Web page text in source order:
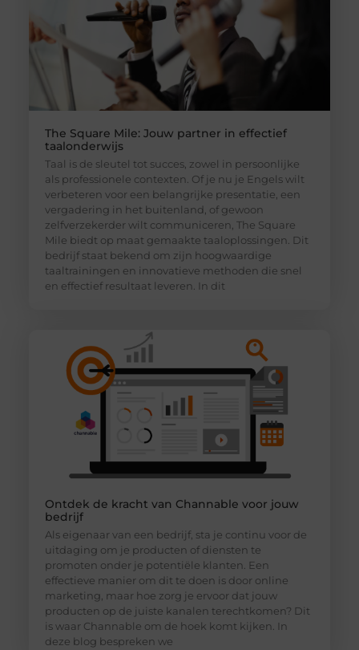
The Square Mile: Jouw partner in effectief
taalonderwijs
Taal is de sleutel tot succes, zowel in persoonlijke
als professionele contexten. Of je nu je Engels wilt
verbeteren voor een belangrijke presentatie, een
vergadering in het buitenland, of gewoon
zelfverzekerder wilt communiceren, The Square
Mile biedt op maat gemaakte taaloplossingen. Dit
bedrijf staat bekend om zijn hoogwaardige
taaltrainingen en innovatieve methoden die snel
en effectief resultaat leveren. In dit
Ontdek de kracht van Channable voor jouw
bedrijf
Als eigenaar van een bedrijf, sta je continu voor de
uitdaging om je producten of diensten te
promoten onder je potentiële klanten. Een
effectieve manier om dit te doen is door online
marketing, maar hoe zorg je ervoor dat jouw
producten op de juiste kanalen terechtkomen? Dit
is waar Channable om de hoek komt kijken. In
deze blog bespreken we